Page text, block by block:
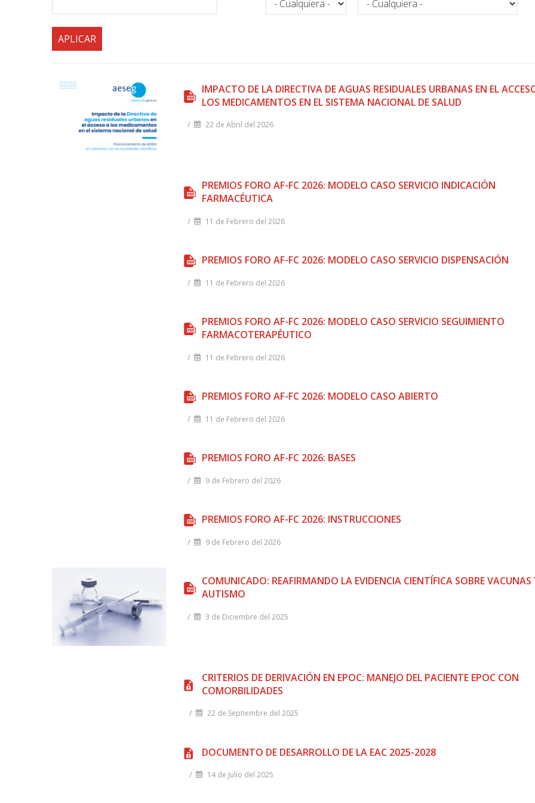
la
navegación
IMPACTO DE LA DIRECTIVA DE AGUAS RESIDUALES URBANAS EN EL
LOS MEDICAMENTOS EN EL SISTEMA NACIONAL DE SALUD
/ 22 de Abril del 2026
PREMIOS FORO AF-FC 2026: MODELO CASO SERVICIO INDICACIÓN
FARMACÉUTICA
/ 11 de Febrero del 2026
PREMIOS FORO AF-FC 2026: MODELO CASO SERVICIO DISPENSACIÓN
/ 11 de Febrero del 2026
PREMIOS FORO AF-FC 2026: MODELO CASO SERVICIO SEGUIMIENTO
FARMACOTERAPÉUTICO
/ 11 de Febrero del 2026
PREMIOS FORO AF-FC 2026: MODELO CASO ABIERTO
/ 11 de Febrero del 2026
PREMIOS FORO AF-FC 2026: BASES
/ 9 de Febrero del 2026
PREMIOS FORO AF-FC 2026: INSTRUCCIONES
/ 9 de Febrero del 2026
COMUNICADO: REAFIRMANDO LA EVIDENCIA CIENTÍFICA SOBRE VACUNAS
AUTISMO
/ 3 de Diciembre del 2025
CRITERIOS DE DERIVACIÓN EN EPOC: MANEJO DEL PACIENTE EPOC CON
COMORBILIDADES
/ 22 de Septiembre del 2025
DOCUMENTO DE DESARROLLO DE LA EAC 2025-2028
/ 14 de Julio del 2025